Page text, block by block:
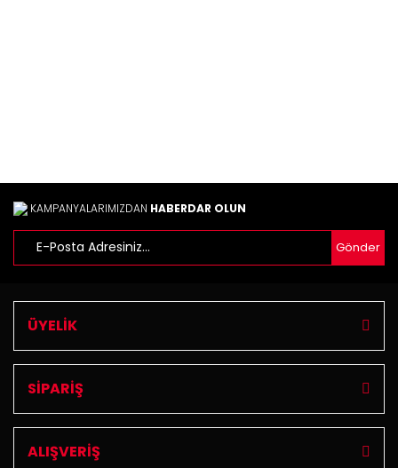
KAMPANYALARIMIZDAN HABERDAR OLUN
Gönder
ÜYELİK
SİPARİŞ
ALIŞVERİŞ